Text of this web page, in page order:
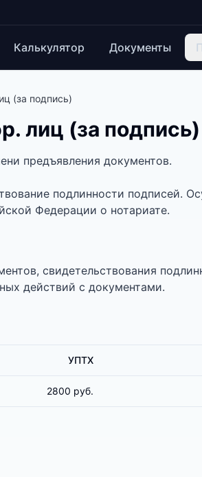
Калькулятор Документы
(за подпись)
лиц (за подпись)
предъявления документов.
подлинности подписей.
Федерации о нотариате.
свидетельствования
действий с документами.
УПТХ
2800 руб.